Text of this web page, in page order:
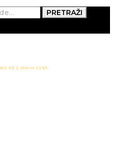
PRETRAŽI
Bit PZ 2; 25mm S2 5/1